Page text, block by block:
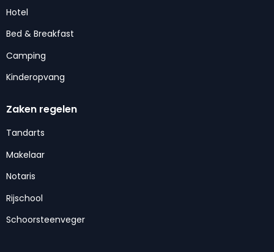
Hotel
Bed & Breakfast
Camping
Kinderopvang
Zaken regelen
Tandarts
Makelaar
Notaris
Rijschool
Schoorsteenveger